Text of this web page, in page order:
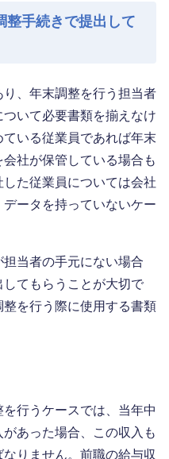
整手続きで提出して
、年末調整を行う担当者
いて必要書類を揃えなけ
いる従業員であれば年末
社が保管している場合も
た従業員については会社
ータを持っていないケー
当者の手元にない場合
てもらうことが大切で
を行う際に使用する書類
行うケースでは、当年中
あった場合、この収入も
りません。前職の給与収